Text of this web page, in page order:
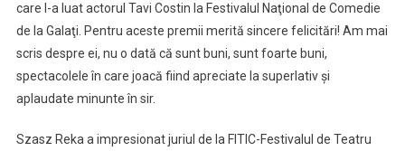
care l-a luat actorul Tavi Costin la Festivalul Naţional de Comedie
de la Galaţi. Pentru aceste premii merită sincere felicitări! Am mai
scris despre ei, nu o dată că sunt buni, sunt foarte buni,
spectacolele în care joacă fiind apreciate la superlativ şi
aplaudate minunte în sir.
Szasz Reka a impresionat juriul de la FITIC-Festivalul de Teatru